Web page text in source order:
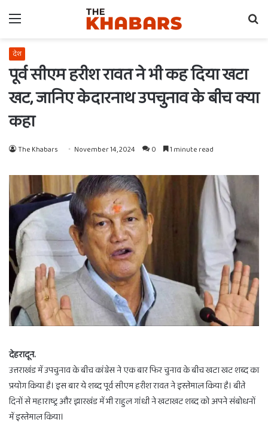
Menu
देश
पूर्व सीएम हरीश रावत ने भी कह दिया खटा
खट, जानिए केदारनाथ उपचुनाव के बीच क्या
कहा
The Khabars November 14, 2024 0 1 minute read
देहरादून.
उत्तराखंड में उपचुनाव के बीच कांग्रेस ने एक बार फिर चुनाव के बीच खटा खट शब्द का
प्रयोग किया है। इस बार ये शब्द पूर्व सीएम हरीश रावत ने इस्तेमाल किया है। बीते
दिनों से महाराष्ट्र और झारखंड में भी राहुल गांधी ने खटाखट शब्द को अपने संबोधनों
में इस्तेमाल किया।